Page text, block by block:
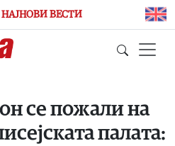
НАЈНОВИ ВЕСТИ
се пожали на
палата: